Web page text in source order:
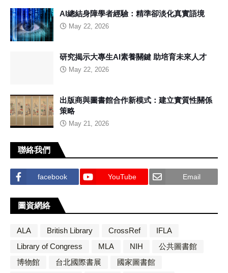
AI總結身障學者經驗：精準卻淡化真實語境
May 22, 2026
研究揭示大專生AI素養關鍵 助培育未來人才
May 22, 2026
出版商與圖書館合作新模式：建立實質性關係
策略
May 21, 2026
聯絡我們
facebook YouTube Email
圖資網絡
ALA British Library CrossRef
IFLA
Library of Congress
MLA NIH
公共圖書館
博物館
台北國際書展
國家圖書館